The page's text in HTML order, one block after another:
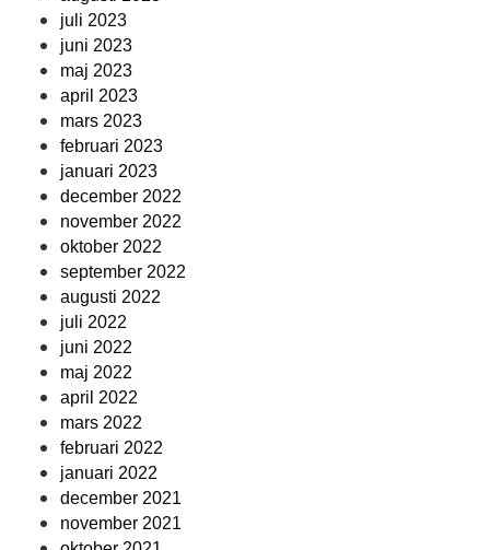
juli 2023
juni 2023
maj 2023
april 2023
mars 2023
februari 2023
januari 2023
december 2022
november 2022
oktober 2022
september 2022
augusti 2022
juli 2022
juni 2022
maj 2022
april 2022
mars 2022
februari 2022
januari 2022
december 2021
november 2021